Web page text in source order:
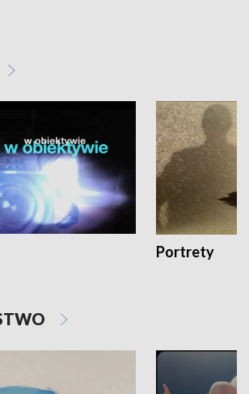
Portrety